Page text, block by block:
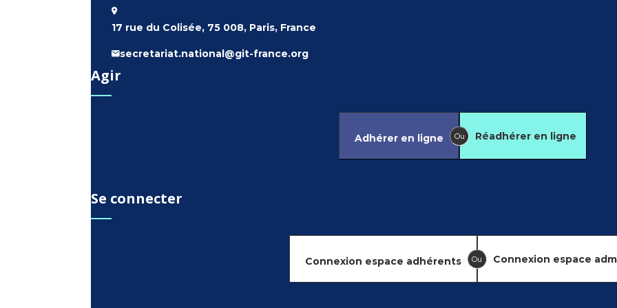
17 rue du Colisée, 75 008, Paris, France
secretariat.national@git-france.org
Agir
Adhérer en ligne Ou Réadhérer en ligne
Se connecter
Connexion espace adhérents Ou Connexion espace